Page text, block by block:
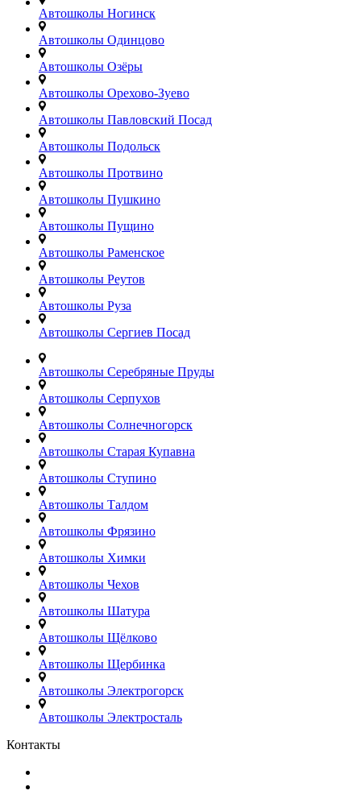
Автошколы Ногинск
Автошколы Одинцово
Автошколы Озёры
Автошколы Орехово-Зуево
Автошколы Павловский Посад
Автошколы Подольск
Автошколы Протвино
Автошколы Пушкино
Автошколы Пущино
Автошколы Раменское
Автошколы Реутов
Автошколы Руза
Автошколы Сергиев Посад
Автошколы Серебряные Пруды
Автошколы Серпухов
Автошколы Солнечногорск
Автошколы Старая Купавна
Автошколы Ступино
Автошколы Талдом
Автошколы Фрязино
Автошколы Химки
Автошколы Чехов
Автошколы Шатура
Автошколы Щёлково
Автошколы Щербинка
Автошколы Электрогорск
Автошколы Электросталь
Контакты